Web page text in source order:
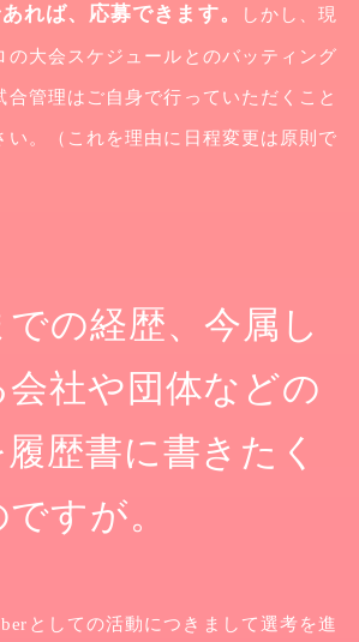
れば、応募できます。
しかし、現
の大会スケジュールとのバッティング
合管理はご自身で行っていただくこと
い。（これを理由に日程変更は原則で
での経歴、今属し
社や団体などの
歴書に書きたく
すが。
としての活動につきまして選考を進